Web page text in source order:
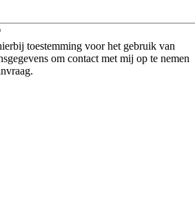
toestemming voor het gebruik van
om contact met mij op te nemen